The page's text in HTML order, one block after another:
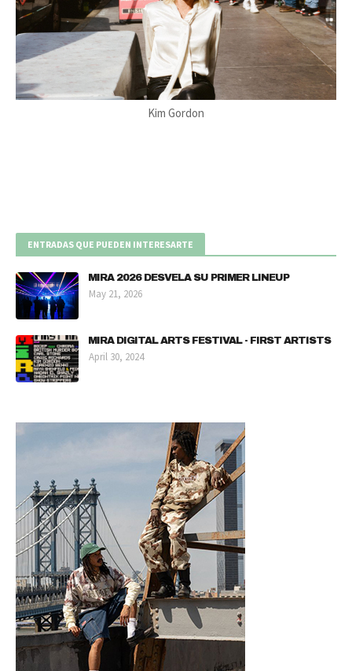
Kim Gordon
ENTRADAS QUE PUEDEN INTERESARTE
MIRA 2026 DESVELA SU PRIMER LINEUP
May 21, 2026
MIRA DIGITAL ARTS FESTIVAL - FIRST ARTISTS
April 30, 2024